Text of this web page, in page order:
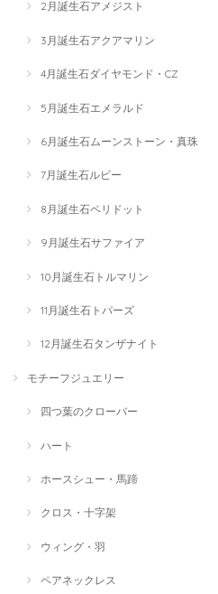
2月誕生石アメジスト
3月誕生石アクアマリン
4月誕生石ダイヤモンド・CZ
5月誕生石エメラルド
6月誕生石ムーンストーン・真珠
7月誕生石ルビー
8月誕生石ペリドット
9月誕生石サファイア
10月誕生石トルマリン
11月誕生石トパーズ
12月誕生石タンザナイト
モチーフジュエリー
四つ葉のクローバー
ハート
ホースシュー・馬蹄
クロス・十字架
ウィング・羽
ペアネックレス